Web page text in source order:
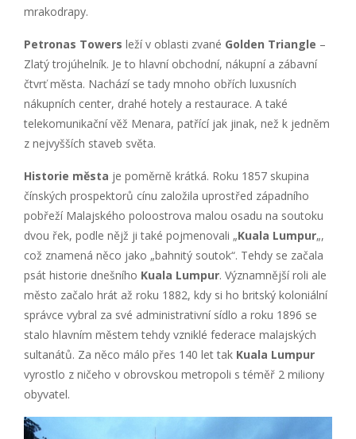
mrakodrapy.
Petronas Towers leží v oblasti zvané Golden Triangle –
Zlatý trojúhelník. Je to hlavní obchodní, nákupní a zábavní
čtvrť města. Nachází se tady mnoho obřích luxusních
nákupních center, drahé hotely a restaurace. A také
telekomunikační věž Menara, patřící jak jinak, než k jedněm
z nejvyšších staveb světa.
Historie města je poměrně krátká. Roku 1857 skupina
čínských prospektorů cínu založila uprostřed západního
pobřeží Malajského poloostrova malou osadu na soutoku
dvou řek, podle nějž ji také pojmenovali „Kuala Lumpur„,
což znamená něco jako „bahnitý soutok“. Tehdy se začala
psát historie dnešního Kuala Lumpur. Významnější roli ale
město začalo hrát až roku 1882, kdy si ho britský koloniální
správce vybral za své administrativní sídlo a roku 1896 se
stalo hlavním městem tehdy vzniklé federace malajských
sultanátů. Za něco málo přes 140 let tak Kuala Lumpur
vyrostlo z ničeho v obrovskou metropoli s téměř 2 miliony
obyvatel.